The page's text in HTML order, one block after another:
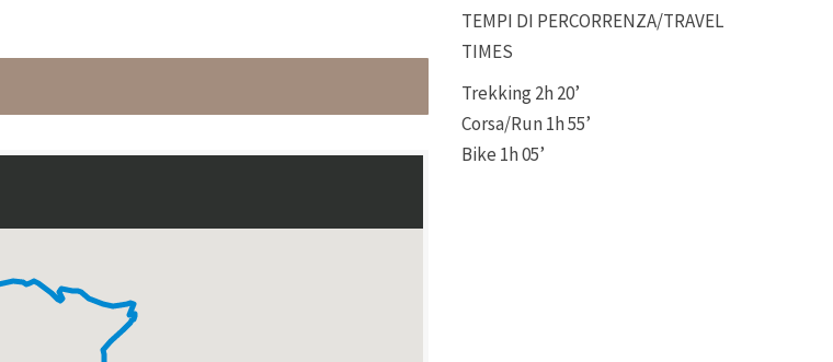
TEMPI DI PERCORRENZA/TRAVEL
TIMES
Trekking 2h 20’
Corsa/Run 1h 55’
Bike 1h 05’